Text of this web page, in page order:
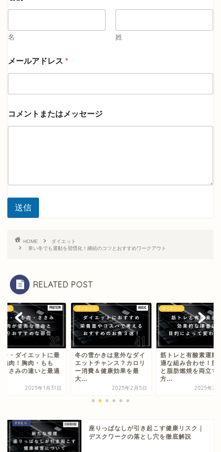
ン
た
ッ
セ
ジ
ー
ン
ト
ま
た
名 姓
メールアドレス *
コメントまたはメッセージ
送信
HOME
ダイエット
寒い冬でも運動を習慣化！継続のコツとおすすめワークアウト
RELATED POST
ット
レ・ダイエットに最
鶏肉！胸肉・もも
ささみの違いと最適
2025年1月31日
ダイエット
冬の雪かきは意外なダイ
エットチャンス？カロリ
ー消費＆健康効果を最
大...
2025年2月5日
ダイエット
筋トレと有酸素運動
適な組み合わせ！筋
と脂肪燃焼を両立す
方...
2025年2
座りっぱなしが引き起こす健康リスク｜
デスクワークの落とし穴を徹底解説